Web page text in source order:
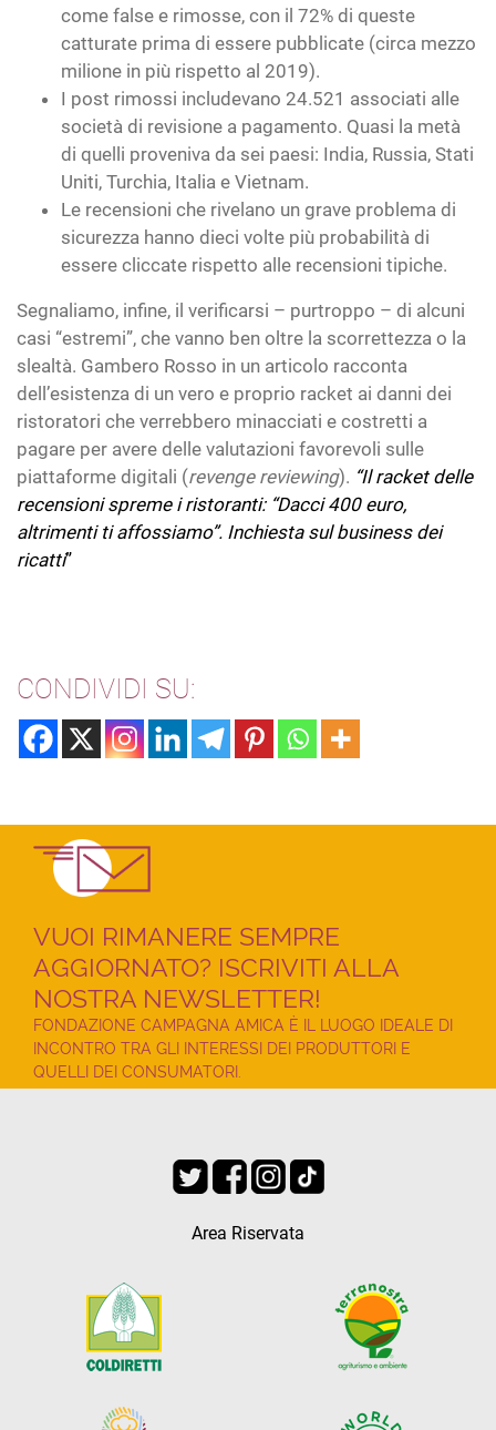
come false e rimosse, con il 72% di queste
catturate prima di essere pubblicate (circa mezzo
milione in più rispetto al 2019).
I post rimossi includevano 24.521 associati alle
società di revisione a pagamento. Quasi la metà
di quelli proveniva da sei paesi: India, Russia, Stati
Uniti, Turchia, Italia e Vietnam.
Le recensioni che rivelano un grave problema di
sicurezza hanno dieci volte più probabilità di
essere cliccate rispetto alle recensioni tipiche.
Segnaliamo, infine, il verificarsi – purtroppo – di alcuni
casi “estremi”, che vanno ben oltre la scorrettezza o la
slealtà. Gambero Rosso in un articolo racconta
dell’esistenza di un vero e proprio racket ai danni dei
ristoratori che verrebbero minacciati e costretti a
pagare per avere delle valutazioni favorevoli sulle
piattaforme digitali (revenge reviewing). “Il racket delle
recensioni spreme i ristoranti: “Dacci 400 euro,
altrimenti ti affossiamo”. Inchiesta sul business dei
ricatti”
CONDIVIDI SU:
VUOI RIMANERE SEMPRE
AGGIORNATO? ISCRIVITI ALLA
NOSTRA NEWSLETTER!
FONDAZIONE CAMPAGNA AMICA È IL LUOGO IDEALE DI
INCONTRO TRA GLI INTERESSI DEI PRODUTTORI E
QUELLI DEI CONSUMATORI.
Area Riservata